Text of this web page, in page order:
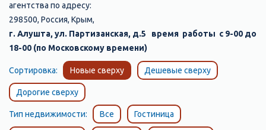
агентства по адресу:
298500, Россия, Крым,
г. Алушта, ул. Партизанская, д.5 время работы с 9-00 до
18-00 (по Московскому времени)
Сортировка: Новые сверху Дешевые сверху
Дорогие сверху
Тип недвижимости: Все Гостиница